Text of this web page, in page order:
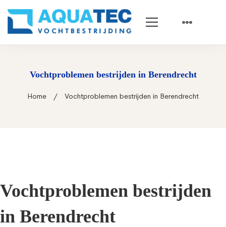
Vochtproblemen bestrijden in Berendrecht
Home Vochtproblemen bestrijden in Berendrecht
Vochtproblemen bestrijden
in Berendrecht